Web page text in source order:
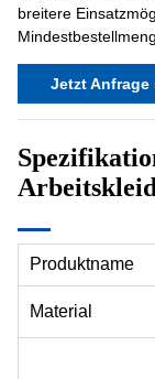
breitere
Jetzt Anfrage
Produktname
Material